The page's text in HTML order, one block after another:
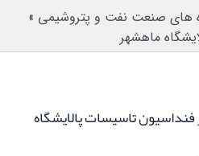
های صنعت نفت و پتروشیمی »
ماهشهر
فنداسیون تاسیسات پالایشگاه